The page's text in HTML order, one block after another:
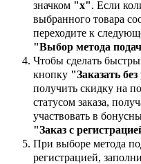
значком "х". Если
выбранного товара
переходите к
"Выбор метода
Чтобы сделать
кнопку "Заказать
получить скидку на
статусом заказа,
участвовать в
"Заказ с
При выборе метода
регистрацией,